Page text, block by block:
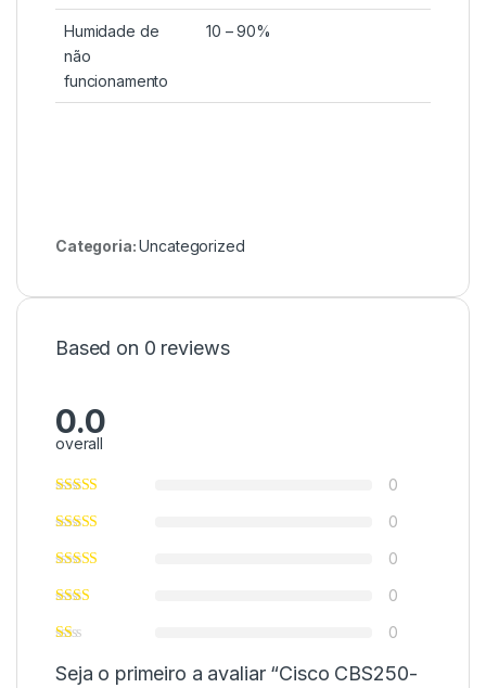
Humidade de
não
funcionamento
10 – 90%
Categoria:Uncategorized
Based on 0 reviews
0.0
overall
0
0
0
0
0
Seja o primeiro a avaliar “Cisco CBS250-